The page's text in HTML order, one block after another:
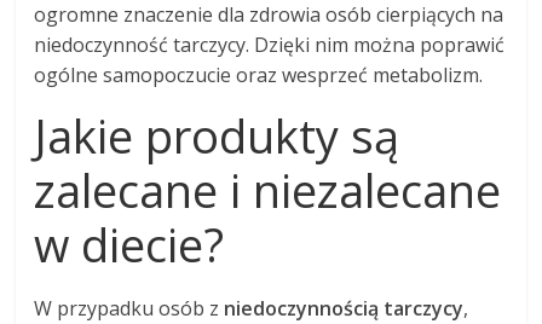
ogromne znaczenie dla zdrowia osób cierpiących na
niedoczynność tarczycy. Dzięki nim można poprawić
ogólne samopoczucie oraz wesprzeć metabolizm.
Jakie produkty są
zalecane i niezalecane
w diecie?
W przypadku osób z niedoczynnością tarczycy,